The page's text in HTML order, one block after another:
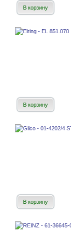
В корзину
В корзину
В корзину